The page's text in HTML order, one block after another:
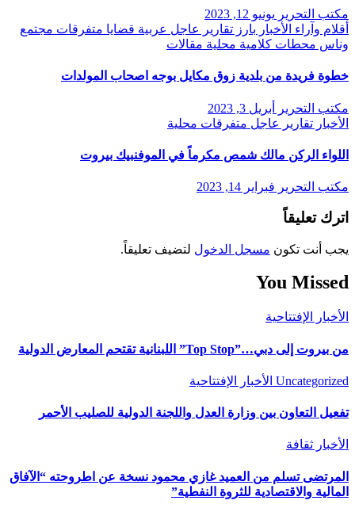
مكتب التحرير يونيو 12, 2023
أقلام وآراء الأخبار بارز تقارير عاجل عربية قضايا متفرقات مجتمع
وناس محطات كلامية محلية مقالات
خطوة فريدة من بلدية زوق مكايل بوجه اصحاب المولدات
مكتب التحرير
أبريل 3, 2023
الأخبار تقارير عاجل متفرقات محلية
اللواء الركن مالك شمص مكرماً في الموفنبيك بيروت
مكتب التحرير فبراير 14, 2023
اترك تعليقاً
يجب أنت تكون مسجل الدخول لتضيف تعليقاً.
You Missed
الأخبار الإفتتاحية
من بيروت إلى دبي…”Top Stop” اللبنانية تقتحم المعارض الدولية
Uncategorized الأخبار الإفتتاحية
تفعيل التعاون بين وزارة العدل واللجنة الدولية للصليب الأحمر
الأخبار ثقافة
المرتضى تسلم من العميد غازي محمود نسخة عن اطروحته “الآفاق
المالية والاقتصادية للثروة النفطية”